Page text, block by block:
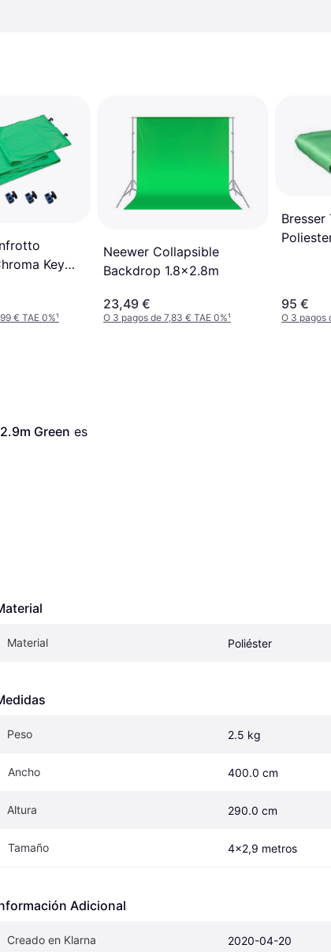
Key
€ TAE 0%¹
Neewer Collapsible
Backdrop 1.8x2.8m
23,49 €
O 3 pagos de 7,83 € TAE 0%¹
95 €
O 3 pagos
Green
Material Poliéster
Peso 2.5 kg
Ancho 400.0 cm
Altura 290.0 cm
Tamaño 4x2,9 metros
Adicional
Creado en Klarna 2020-04-20